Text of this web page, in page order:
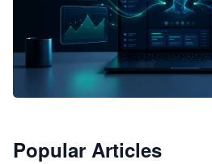
JimoClaw 桌面 AI Agent 工
Popular Articles